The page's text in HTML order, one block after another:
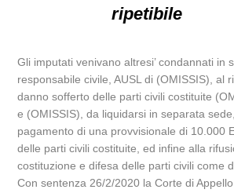
ripetibile
Gli imputati venivano altresi’ condannati in
responsabile civile, AUSL di (OMISSIS), al
danno sofferto delle parti civili costituite
e (OMISSIS), da liquidarsi in separata
pagamento di una provvisionale di 10.000
delle parti civili costituite, ed infine alla
costituzione e difesa delle parti civili come
Con sentenza 26/2/2020 la Corte di